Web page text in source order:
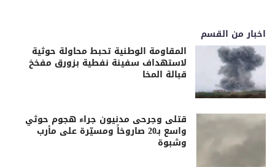
اخبار من القسم
المقاومة الوطنية تحبط محاولة حوثية
لاستهداف سفينة نفطية بزورق مفخخ
قبالة المخا
قتلى وجرحى مدنيون جراء هجوم حوثي
واسع بـ20 صاروخاً ومسيّرة على مأرب
وشبوة